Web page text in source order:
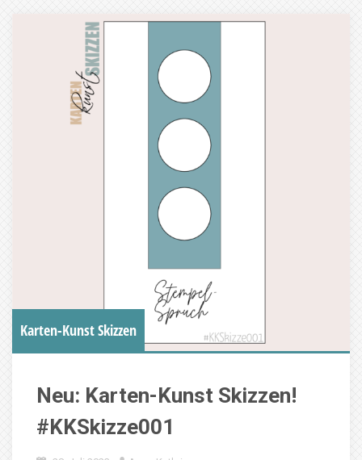
Karten-Kunst Skizzen
Neu: Karten-Kunst Skizzen!
#KKSkizze001